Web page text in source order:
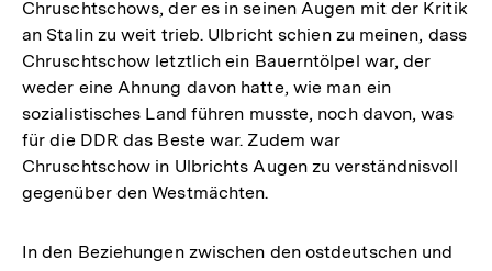
Chruschtschows, der es in seinen Augen mit der Kritik
an Stalin zu weit trieb. Ulbricht schien zu meinen, dass
Chruschtschow letztlich ein Bauerntölpel war, der
weder eine Ahnung davon hatte, wie man ein
sozialistisches Land führen musste, noch davon, was
für die DDR das Beste war. Zudem war
Chruschtschow in Ulbrichts Augen zu verständnisvoll
gegenüber den Westmächten.
In den Beziehungen zwischen den ostdeutschen und